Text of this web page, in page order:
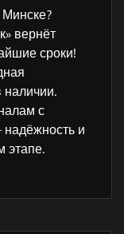
Минске?
вернёт
сроки!
наличии.
с
и
этапе.